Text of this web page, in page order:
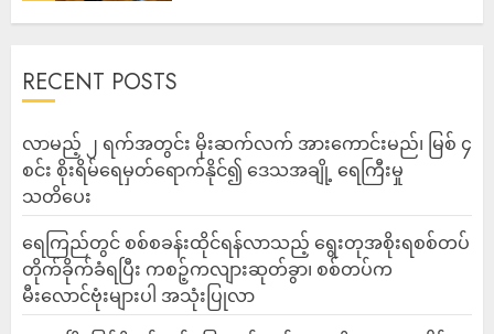
RECENT POSTS
လာမည့် ၂ ရက်အတွင်း မိုးဆက်လက် အားကောင်းမည်၊ မြစ် ၄
စင်း စိုးရိမ်ရေမှတ်ရောက်နိုင်၍ ဒေသအချို့ ရေကြီးမှု
သတိပေး
ရေကြည်တွင် စစ်စခန်းထိုင်ရန်လာသည့် ရွေးတုအစိုးရစစ်တပ်
တိုက်ခိုက်ခံရပြီး ကစဉ့်ကလျားဆုတ်ခွာ၊ စစ်တပ်က
မီးလောင်ဗုံးများပါ အသုံးပြုလာ